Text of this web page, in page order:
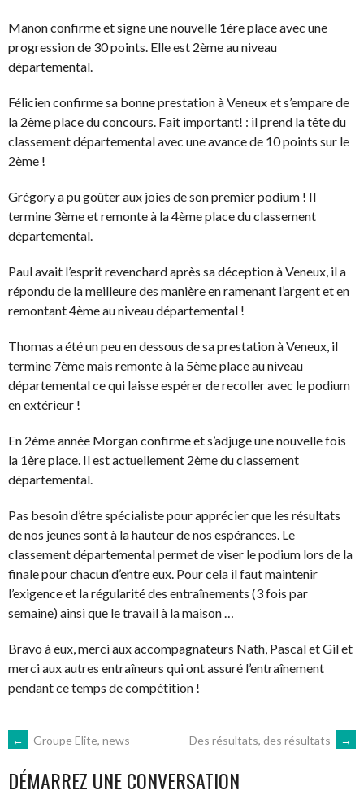
Manon confirme et signe une nouvelle 1ère place avec une
progression de 30 points. Elle est 2ème au niveau
départemental.
Félicien confirme sa bonne prestation à Veneux et s’empare de
la 2ème place du concours. Fait important! : il prend la tête du
classement départemental avec une avance de 10 points sur le
2ème !
Grégory a pu goûter aux joies de son premier podium ! Il
termine 3ème et remonte à la 4ème place du classement
départemental.
Paul avait l’esprit revenchard après sa déception à Veneux, il a
répondu de la meilleure des manière en ramenant l’argent et en
remontant 4ème au niveau départemental !
Thomas a été un peu en dessous de sa prestation à Veneux, il
termine 7ème mais remonte à la 5ème place au niveau
départemental ce qui laisse espérer de recoller avec le podium
en extérieur !
En 2ème année Morgan confirme et s’adjuge une nouvelle fois
la 1ère place. Il est actuellement 2ème du classement
départemental.
Pas besoin d’être spécialiste pour apprécier que les résultats
de nos jeunes sont à la hauteur de nos espérances. Le
classement départemental permet de viser le podium lors de la
finale pour chacun d’entre eux. Pour cela il faut maintenir
l’exigence et la régularité des entraînements (3 fois par
semaine) ainsi que le travail à la maison …
Bravo à eux, merci aux accompagnateurs Nath, Pascal et Gil et
merci aux autres entraîneurs qui ont assuré l’entraînement
pendant ce temps de compétition !
NAVIGATION
DES
← Groupe Elite, news Des résultats, des résultats →
DÉMARREZ UNE CONVERSATION